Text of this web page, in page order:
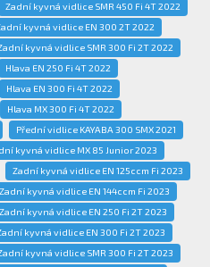
Zadní kyvná vidlice SMR 450 Fi 4T 2022
kyvná vidlice EN 300 2T 2022
kyvná vidlice SMR 300 Fi 2T 2022
Hlava EN 250 Fi 4T 2022
Hlava EN 300 Fi 4T 2022
Hlava MX 300 Fi 4T 2022
Přední vidlice KAYABA 300 SMX 2021
kyvná vidlice MX 85 Junior 2023
Zadní kyvná vidlice EN 125ccm Fi 2023
Zadní kyvná vidlice EN 144ccm Fi 2023
Zadní kyvná vidlice EN 250 Fi 2T 2023
kyvná vidlice EN 300 Fi 2T 2023
kyvná vidlice SMR 300 Fi 2T 2023